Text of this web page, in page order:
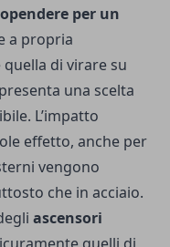
per un
a propria
di virare su
una scelta
L’impatto
effetto, anche per
vengono
che in acciaio.
ascensori